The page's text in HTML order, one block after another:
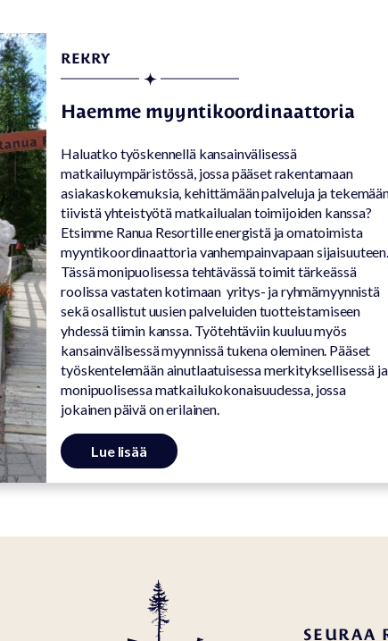
REKRY
Haemme myyntikoordinaattoria
Haluatko työskennellä kansainvälisessä
matkailuympäristössä, jossa pääset rakentamaan
asiakaskokemuksia, kehittämään palveluja ja
tiivistä yhteistyötä matkailualan toimijoiden kanssa?
Etsimme Ranua Resortille energistä ja omatoimista
myyntikoordinaattoria vanhempainvapaan sijaisuuteen.
Tässä monipuolisessa tehtävässä toimit tärkeässä
roolissa vastaten kotimaan yritys- ja ryhmämyynnistä
sekä osallistut uusien palveluiden tuotteistamiseen
yhdessä tiimin kanssa. Työtehtäviin kuuluu myös
kansainvälisessä myynnissä tukena oleminen. Pääset
työskentelemään ainutlaatuisessa merkityksellisessä ja
monipuolisessa matkailukokonaisuudessa, jossa
jokainen päivä on erilainen.
Lue lisää
SEURAA